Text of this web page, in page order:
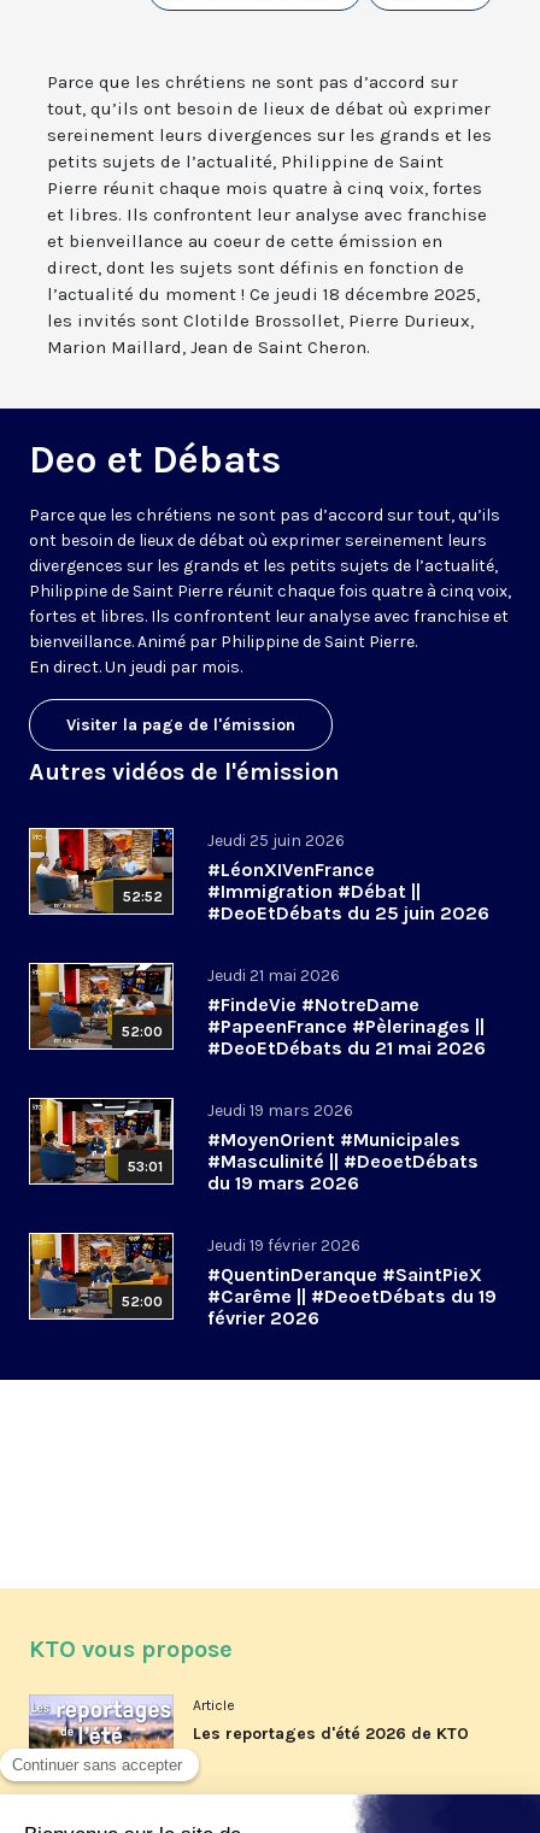
Parce que les chrétiens ne sont pas d’accord sur
tout, qu’ils ont besoin de lieux de débat où exprimer
sereinement leurs divergences sur les grands et les
petits sujets de l’actualité, Philippine de Saint
Pierre réunit chaque mois quatre à cinq voix, fortes
et libres. Ils confrontent leur analyse avec franchise
et bienveillance au coeur de cette émission en
direct, dont les sujets sont définis en fonction de
l’actualité du moment ! Ce jeudi 18 décembre 2025,
les invités sont Clotilde Brossollet, Pierre Durieux,
Marion Maillard, Jean de Saint Cheron.
Deo et Débats
Parce que les chrétiens ne sont pas d’accord sur tout, qu’ils
ont besoin de lieux de débat où exprimer sereinement leurs
divergences sur les grands et les petits sujets de l’actualité,
Philippine de Saint Pierre réunit chaque fois quatre à cinq voix,
fortes et libres. Ils confrontent leur analyse avec franchise et
bienveillance. Animé par Philippine de Saint Pierre.
En direct. Un jeudi par mois.
Visiter la page de l'émission
Autres vidéos de l'émission
52:52
Jeudi 25 juin 2026
#LéonXIVenFrance
#Immigration #Débat ||
#DeoEtDébats du 25 juin 2026
52:00
Jeudi 21 mai 2026
#FindeVie #NotreDame
#PapeenFrance #Pèlerinages ||
#DeoEtDébats du 21 mai 2026
53:01
Jeudi 19 mars 2026
#MoyenOrient #Municipales
#Masculinité || #DeoetDébats
du 19 mars 2026
52:00
Jeudi 19 février 2026
#QuentinDeranque #SaintPieX
#Carême || #DeoetDébats du 19
février 2026
KTO vous propose
Article
Les reportages d'été 2026 de KTO